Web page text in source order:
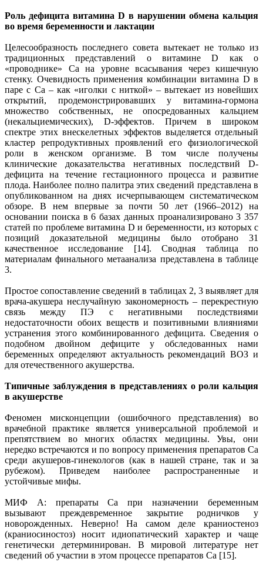
Роль дефицита витамина D в нарушении обмена кальция
во время беременности и лактации
Целесообразность последнего совета вытекает не только из
традиционных представлений о витамине D как о
«проводнике» Са на уровне всасывания через кишечную
стенку. Очевидность применения комбинации витамина D в
паре с Са – как «иголки с ниткой» – вытекает из новейших
открытий, продемонстрировавших у витамина-гормона
множество собственных, не опосредованных кальцием
(некальциемических), D-эффектов. Причем в широком
спектре этих внескелетных эффектов выделяется отдельный
кластер репродуктивных проявлений его физиологической
роли в женском организме. В том числе получены
клинические доказательства негативных последствий D-
дефицита на течение гестационного процесса и развитие
плода. Наиболее полно палитра этих сведений представлена в
опубликованном на днях исчерпывающем систематическом
обзоре. В нем впервые за почти 50 лет (1966–2012) на
основании поиска в 6 базах данных проанализировано 3 357
статей по проблеме витамина D и беременности, из которых с
позиций доказательной медицины было отобрано 31
качественное исследование [14]. Сводная таблица по
материалам финального метаанализа представлена в таблице
3.
Простое сопоставление сведений в таблицах 2, 3 выявляет для
врача-акушера неслучайную закономерность – перекрестную
связь между ПЭ с негативными последствиями
недостаточности обоих веществ и позитивными влияниями
устранения этого комбинированного дефицита. Сведения о
подобном двойном дефиците у обследованных нами
беременных определяют актуальность рекомендаций ВОЗ и
для отечественного акушерства.
Типичные заблуждения в представлениях о роли кальция
в акушерстве
Феномен мисконцепции (ошибочного представления) во
врачебной практике является универсальной проблемой и
препятствием во многих областях медицины. Увы, они
нередко встречаются и по вопросу применения препаратов Са
среди акушеров-гинекологов (как в нашей стране, так и за
рубежом). Приведем наиболее распространенные и
устойчивые мифы.
МИФ А: препараты Са при назначении беременным
вызывают преждевременное закрытие родничков у
новорожденных. Неверно! На самом деле краниостеноз
(краниосиностоз) носит идиопатический характер и чаще
генетически детерминирован. В мировой литературе нет
сведений об участии в этом процессе препаратов Са [15].